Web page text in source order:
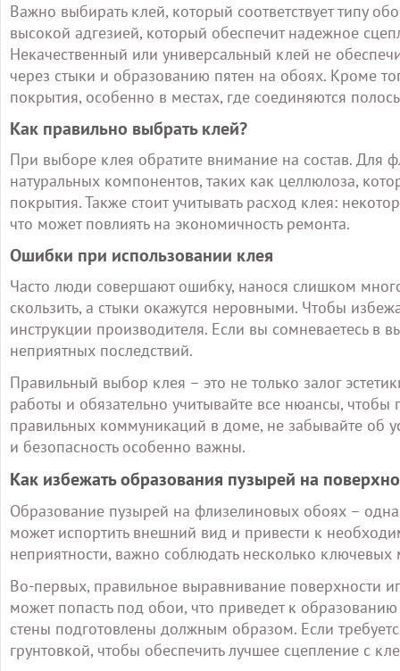
Важно выбирать клей, который соответствует типу
высокой адгезией, который обеспечит надежное
Некачественный или универсальный клей не
через стыки и образованию пятен на обоях. Кроме
покрытия, особенно в местах, где соединяются
Как правильно выбрать клей?
При выборе клея обратите внимание на состав. Для
натуральных компонентов, таких как целлюлоза,
покрытия. Также стоит учитывать расход клея:
что может повлиять на экономичность ремонта.
Ошибки при использовании клея
Часто люди совершают ошибку, нанося слишком
скользить, а стыки окажутся неровными. Чтобы
инструкции производителя. Если вы сомневаетесь в
неприятных последствий.
Правильный выбор клея – это не только залог
работы и обязательно учитывайте все нюансы, чтобы
правильных коммуникаций в доме, не забывайте об
и безопасность особенно важны.
Как избежать образования пузырей на
Образование пузырей на флизелиновых обоях –
может испортить внешний вид и привести к
неприятности, важно соблюдать несколько
Во-первых, правильное выравнивание поверхности
может попасть под обои, что приведет к
стены подготовлены должным образом. Если
грунтовкой, чтобы обеспечить лучшее сцепление с